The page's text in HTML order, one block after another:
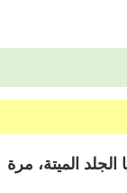
الميتة، مرة